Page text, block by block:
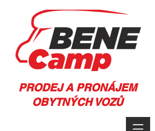
PRODEJ A PRONÁJEM
OBYTNÝCH VOZŮ